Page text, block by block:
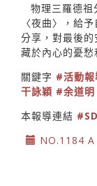
物理三羅德祖
〈夜曲〉，給
分享，對最後
藏於內心的憂愁
關鍵字 #活動報
干詠穎 #余道明
本報導連結
NO.1184